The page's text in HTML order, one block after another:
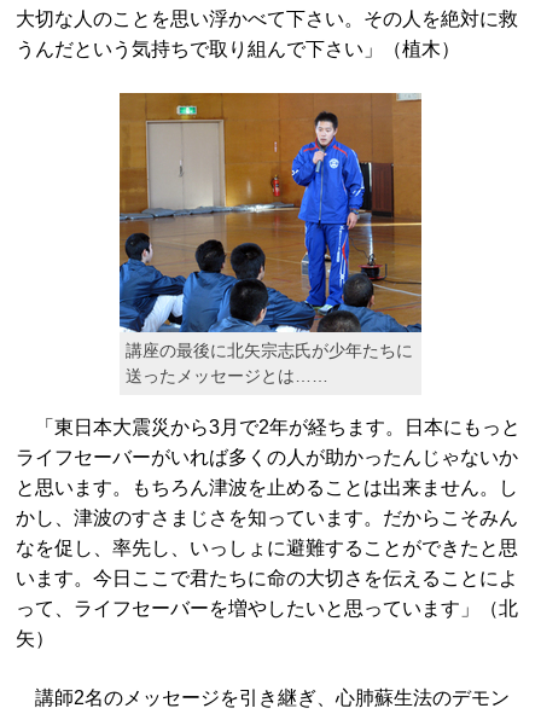
大切な人のことを思い浮かべて下さい。その人を絶対に救
うんだという気持ちで取り組んで下さい」（植木）
講座の最後に北矢宗志氏が少年たちに
送ったメッセージとは……
「東日本大震災から3月で2年が経ちます。日本にもっと
ライフセーバーがいれば多くの人が助かったんじゃないか
と思います。もちろん津波を止めることは出来ません。し
かし、津波のすさまじさを知っています。だからこそみん
なを促し、率先し、いっしょに避難することができたと思
います。今日ここで君たちに命の大切さを伝えることによ
って、ライフセーバーを増やしたいと思っています」（北
矢）
講師2名のメッセージを引き継ぎ、心肺蘇生法のデモン